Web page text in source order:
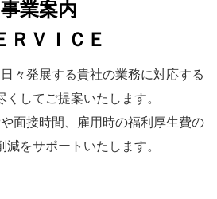
事業案内
ＲＶＩＣＥ
々発展する貴社の業務に対応する
くしてご提案いたします。
面接時間、雇用時の福利厚生費の
減をサポートいたします。